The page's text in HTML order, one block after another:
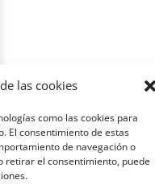
las cookies
como las cookies para
El consentimiento de estas
de navegación o
retirar el consentimiento, puede
Emaús